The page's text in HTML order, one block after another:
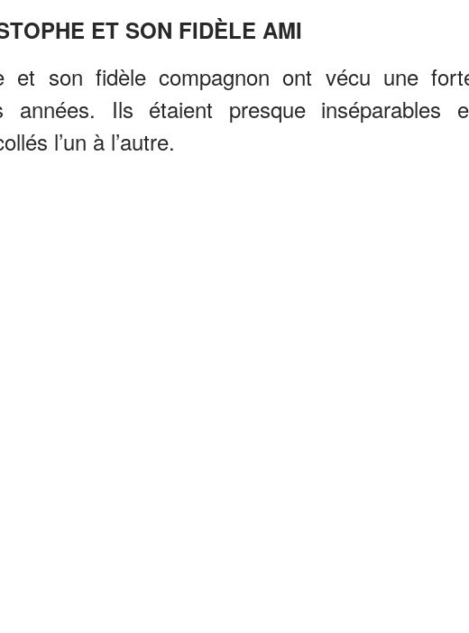
ET SON FIDÈLE AMI
et son fidèle compagnon ont vécu une
années. Ils étaient presque inséparables
l’un à l’autre.